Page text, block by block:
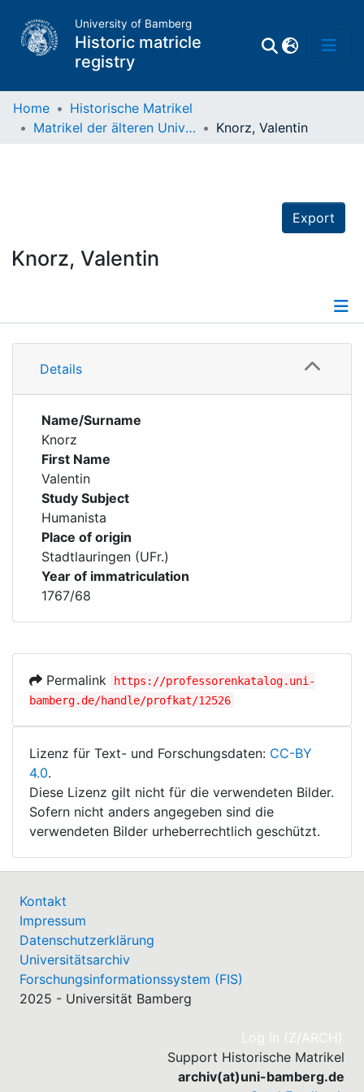
University of Bamberg
Historic matricle
registry
Home
Historische Matrikel
Matrikel der älteren Universität
Knorz, Valentin
Export
Knorz, Valentin
Details
Details
Name/Surname
Knorz
First Name
Valentin
Study Subject
Humanista
Place of origin
Stadtlauringen (UFr.)
Year of immatriculation
1767/68
Permalink
https://professorenkatalog.uni-
bamberg.de/handle/profkat/12526
Lizenz für Text- und Forschungsdaten: CC-BY
4.0.
Diese Lizenz gilt nicht für die verwendeten Bilder.
Sofern nicht anders angegeben sind die
verwendeten Bilder urheberrechtlich geschützt.
Kontakt
Impressum
Datenschutzerklärung
Universitätsarchiv
Forschungsinformationssystem (FIS)
2025 - Universität Bamberg
Log In (Z/ARCH)
Support Historische Matrikel
archiv(at)uni-bamberg.de